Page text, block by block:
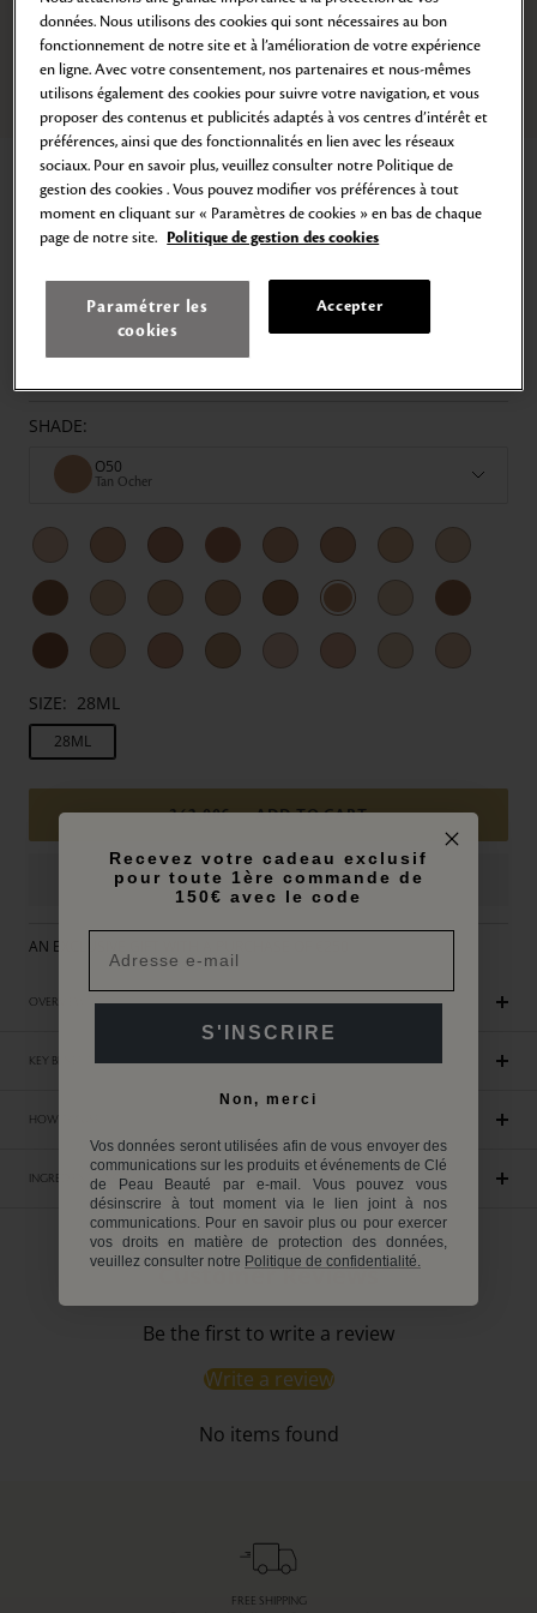
Go
to
slide
1
Go
to
slide
2
Go
to
slide
3
Go
slide
4
Go
to
slide
5
Go
to
slide
6
Go
to
slide
7
Go
slide
8
Home The Foundation
THE FOUNDATION
Iconic Age-Defying Foundation
342,00€ 28ml
The Foundation is a buildable coverage foundation that uses Blur
Perfection Technology to diffuse the appearance of imperfections while
also delivering enhanced skincare benefits to support firmness for
SHADE:
O50
Tan Ocher
SIZE: 28ML
28ML
342,00€ ADD TO CART
AN EXCLUSIVE GIFT WITH A PURCHASE OF €250
OVERVIEW
KEY BENEFITS
HOW TO USE
INGREDIENTS INCI
Customer Reviews
Be the first to write a review
Write a review
No items found
FREE SHIPPING
données. Nous utilisons des cookies qui sont nécessaires au bon
fonctionnement de notre site et à l’amélioration de votre expérience
en ligne. Avec votre consentement, nos partenaires et nous-mêmes
utilisons également des cookies pour suivre votre navigation, et vous
proposer des contenus et publicités adaptés à vos centres d’intérêt et
préférences, ainsi que des fonctionnalités en lien avec les réseaux
sociaux. Pour en savoir plus, veuillez consulter notre Politique de
gestion des cookies . Vous pouvez modifier vos préférences à tout
moment en cliquant sur « Paramètres de cookies » en bas de chaque
page de notre site. Politique de gestion des cookies
Paramétrer les
cookies
Accepter
Recevez votre cadeau exclusif
pour toute 1ère commande de
150€ avec le code
S'INSCRIRE
Non, merci
Vos données seront utilisées afin de vous envoyer des
communications sur les produits et événements de Clé
de Peau Beauté par e-mail. Vous pouvez vous
désinscrire à tout moment via le lien joint à nos
communications. Pour en savoir plus ou pour exercer
vos droits en matière de protection des données,
veuillez consulter notre Politique de confidentialité.